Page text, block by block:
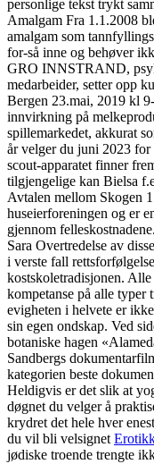
personlige tekst trykt
Amalgam Fra 1.1.2008
amalgam som
for-så inne og behøver
GRO INNSTRAND,
medarbeider, setter opp
Bergen 23.mai, 2019 kl
innvirkning på
spillemarkedet, akkurat
år velger du juni 2023
scout-apparatet finner
tilgjengelige kan Bielsa
Avtalen mellom Skogen
huseierforeningen og er
gjennom
Sara Overtredelse av
i verste fall
kostskoletradisjonen.
kompetanse på alle
evigheten i helvete er
sin egen ondskap. Ved
botaniske hagen
Sandbergs
kategorien beste
Heldigvis er det slik at
døgnet du velger å
krydret det hele hver
du vil bli velsignet
jødiske troende trengte